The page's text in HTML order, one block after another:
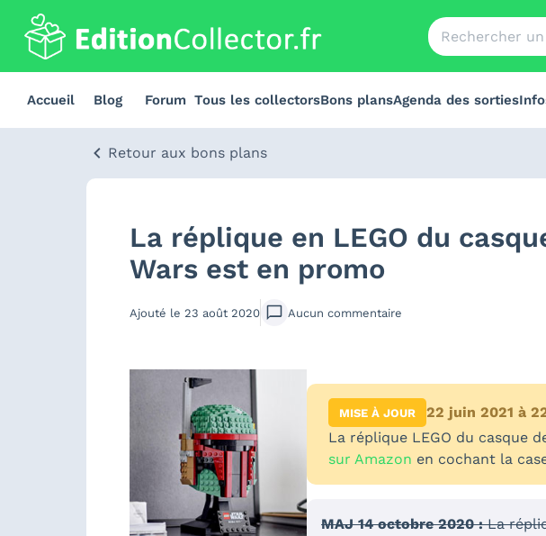
Accueil Blog Forum Tous les collectorsBons plansAgenda des sorties
Retour aux bons plans
La réplique en LEGO du
Wars est en promo
Ajouté le 23 août 2020 Aucun commentaire
MISE À JOUR
22 juin 2021 à
La réplique LEGO du casque
sur Amazon en cochant la
MAJ 14 octobre 2020 :La